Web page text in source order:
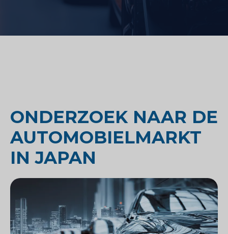
ONDERZOEK NAAR DE
AUTOMOBIELMARKT
IN JAPAN